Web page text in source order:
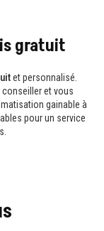
gratuit
et personnalisé.
et vous
gainable à
pour un service